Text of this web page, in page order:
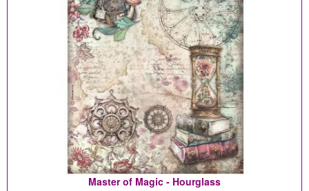
Master of Magic - Hourglass